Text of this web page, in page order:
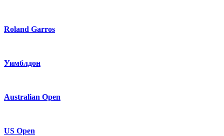
Roland Garros
Уимблдон
Australian Open
US Open